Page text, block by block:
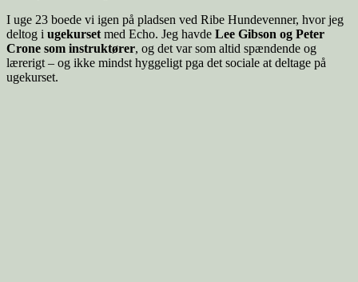
I uge 23 boede vi igen på pladsen ved Ribe Hundevenner, hvor jeg
deltog i ugekurset med Echo. Jeg havde Lee Gibson og Peter
Crone som instruktører, og det var som altid spændende og
lærerigt – og ikke mindst hyggeligt pga det sociale at deltage på
ugekurset.